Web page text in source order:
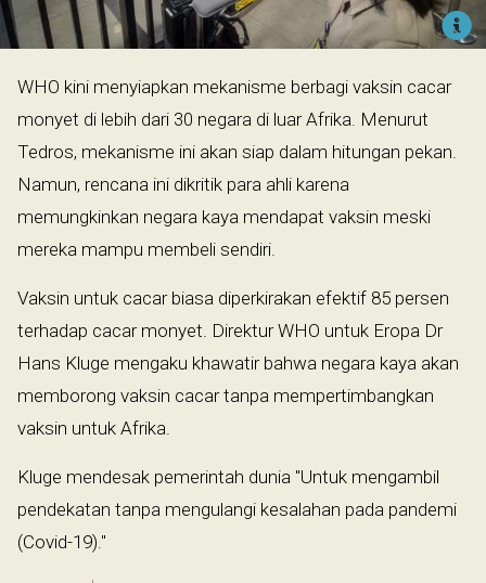
WHO kini menyiapkan mekanisme berbagi vaksin cacar
monyet di lebih dari 30 negara di luar Afrika. Menurut
Tedros, mekanisme ini akan siap dalam hitungan pekan.
Namun, rencana ini dikritik para ahli karena
memungkinkan negara kaya mendapat vaksin meski
mereka mampu membeli sendiri.
Vaksin untuk cacar biasa diperkirakan efektif 85 persen
terhadap cacar monyet. Direktur WHO untuk Eropa Dr
Hans Kluge mengaku khawatir bahwa negara kaya akan
memborong vaksin cacar tanpa mempertimbangkan
vaksin untuk Afrika.
Kluge mendesak pemerintah dunia "Untuk mengambil
pendekatan tanpa mengulangi kesalahan pada pandemi
(Covid-19)."